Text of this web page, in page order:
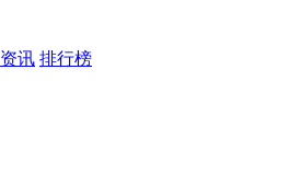
资讯 排行榜